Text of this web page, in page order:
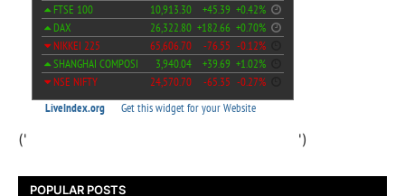
(' ')
POPULAR POSTS